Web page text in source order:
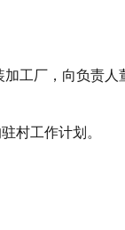
工厂，向负责人
村工作计划。